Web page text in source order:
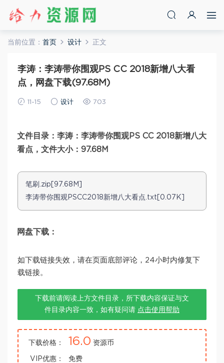
当前位置： 首页 设计 正文
李涛：李涛带你围观PS CC 2018新增八大看
点，网盘下载(97.68M)
11-15 设计 703
文件目录：李涛：李涛带你围观PS CC 2018新增八大
看点，文件大小：97.68M
笔刷.zip[97.68M]
李涛带你围观PSCC2018新增八大看点.txt[0.07K]
网盘下载：
如下载链接失效，请在页面底部评论，24小时内修复下
载链接。
下载前请阅读上方文件目录，所下载内容保证与文
件目录内容一致，如有疑问请 点击使用帮助
下载价格： 16.0 资源币
VIP优惠： 免费